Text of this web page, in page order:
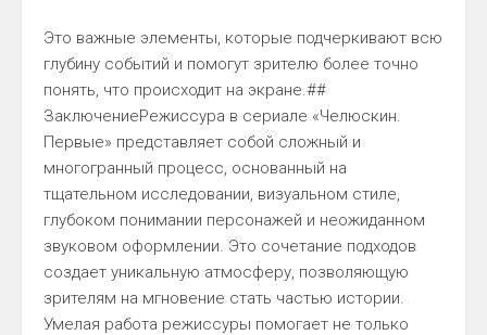
Это важные элементы, которые подчеркивают всю
глубину событий и помогут зрителю более точно
понять, что происходит на экране.##
ЗаключениеРежиссура в сериале «Челюскин.
Первые» представляет собой сложный и
многогранный процесс, основанный на
тщательном исследовании, визуальном стиле,
глубоком понимании персонажей и неожиданном
звуковом оформлении. Это сочетание подходов
создает уникальную атмосферу, позволяющую
зрителям на мгновение стать частью истории.
Умелая работа режиссуры помогает не только